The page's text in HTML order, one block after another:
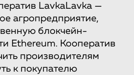
LavkaLavka —
агропредприятие,
блокчейн-
Ethereum. Кооператив
производителям
к покупателю